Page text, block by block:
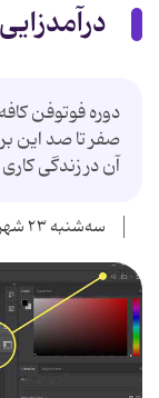
دوره فوتوفن
صفر تا صد این
آن در زندگی
سه‌شنبه ۲۳ شهریور ۱۴۰۰ - ۰۰:۰۰